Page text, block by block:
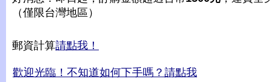
（僅限台灣地區）
郵資計算請點我！
歡迎光臨！不知道如何下手嗎？請點我